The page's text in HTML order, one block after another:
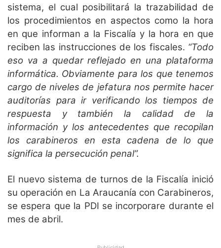
sistema, el cual posibilitará la trazabilidad de
los procedimientos en aspectos como la hora
en que informan a la Fiscalía y la hora en que
reciben las instrucciones de los fiscales. “Todo
eso va a quedar reflejado en una plataforma
informática. Obviamente para los que tenemos
cargo de niveles de jefatura nos permite hacer
auditorías para ir verificando los tiempos de
respuesta y también la calidad de la
información y los antecedentes que recopilan
los carabineros en esta cadena de lo que
significa la persecución penal”.
El nuevo sistema de turnos de la Fiscalía inició
su operación en La Araucanía con Carabineros,
se espera que la PDI se incorporare durante el
mes de abril.